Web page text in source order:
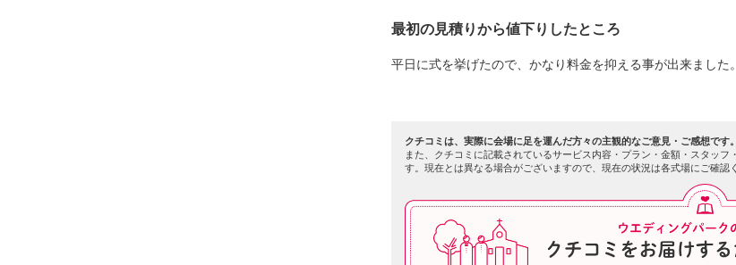
最初の見積りから値下りしたところ
平日に式を挙げたので、かなり料金を抑える事が出来ました。
クチコミは、実際に会場に足を運んだ方々の主観的なご意見・ご感想です。
また、クチコミに記載されているサービス内容・プラン・金額・スタッ
す。現在とは異なる場合がございますので、現在の状況は各式場にご確認